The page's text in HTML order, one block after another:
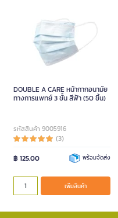
DOUBLE A CARE หน้ากากอนามัย
ทางการแพทย์ 3 ชั้น สีฟ้า (50 ชิ้น)
รหัสสินค้า 9005916
(3)
฿ 125.00
พร้อมจัดส่ง
เพิ่มสินค้า